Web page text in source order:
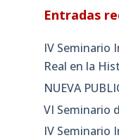
Entradas
IV Seminario
Real en la
NUEVA
VI Seminario
IV Seminario